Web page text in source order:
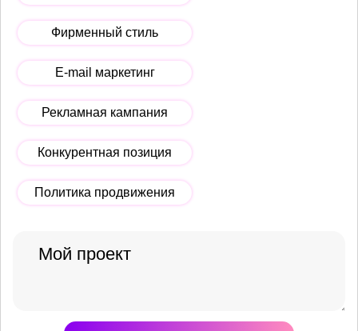
Фирменный стиль
E-mail маркетинг
Рекламная кампания
Конкурентная позиция
Политика продвижения